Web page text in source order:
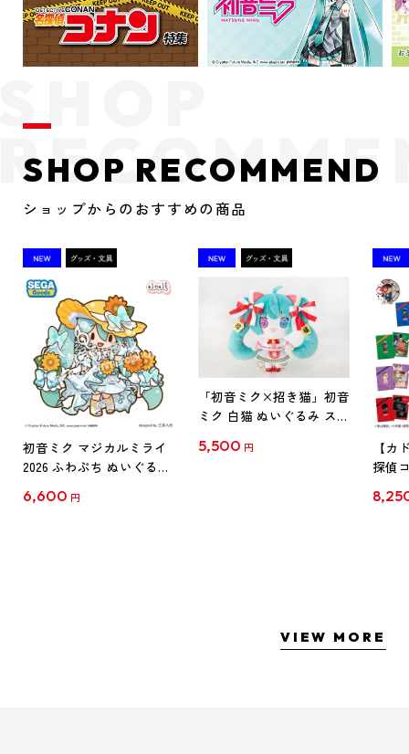
SHOP RECOMMEND
ショップからのおすすめの商品
初音ミク マジカルミライ
2026 ふわぷち ぬいぐるみ
6,600 円
「初音ミク×招き猫」初音
ミク 白猫 ぬいぐるみ スタ
5,500 円
【カ
探偵
クリ
VIEW MORE